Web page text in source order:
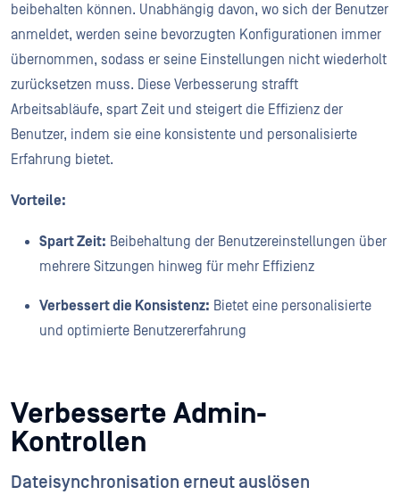
beibehalten können. Unabhängig davon, wo sich der Benutzer
anmeldet, werden seine bevorzugten Konfigurationen immer
übernommen, sodass er seine Einstellungen nicht wiederholt
zurücksetzen muss. Diese Verbesserung strafft
Arbeitsabläufe, spart Zeit und steigert die Effizienz der
Benutzer, indem sie eine konsistente und personalisierte
Erfahrung bietet.
Vorteile:
Spart Zeit: Beibehaltung der Benutzereinstellungen über
mehrere Sitzungen hinweg für mehr Effizienz
Verbessert die Konsistenz: Bietet eine personalisierte
und optimierte Benutzererfahrung
Verbesserte Admin-
Kontrollen
Dateisynchronisation erneut auslösen